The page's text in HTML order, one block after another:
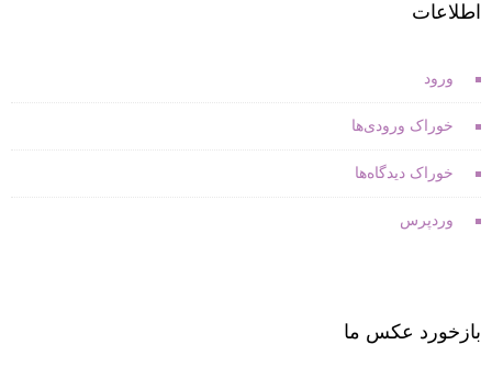
اطلاعات
ورود
خوراک ورودی‌ها
خوراک دیدگاه‌ها
وردپرس
بازخورد عکس ما